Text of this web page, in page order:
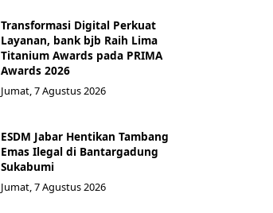
Transformasi Digital Perkuat
Layanan, bank bjb Raih Lima
Titanium Awards pada PRIMA
Awards 2026
Jumat, 7 Agustus 2026
ESDM Jabar Hentikan Tambang
Emas Ilegal di Bantargadung
Sukabumi
Jumat, 7 Agustus 2026